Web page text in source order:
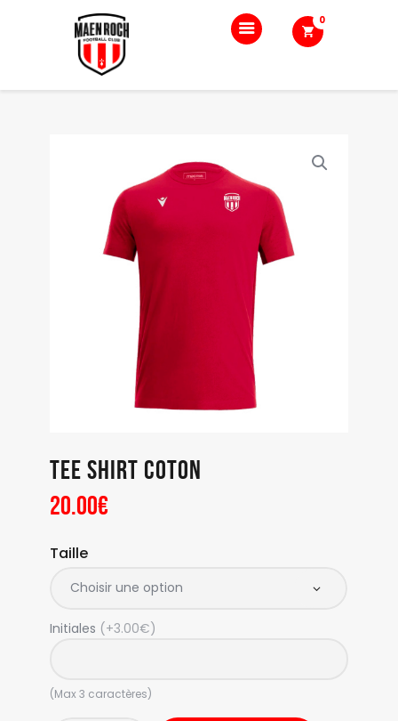
0
Nos équipes
Boutique
Contact
Tee shirt coton
20.00€
Taille
Initiales (+3.00€)
(Max 3 caractères)